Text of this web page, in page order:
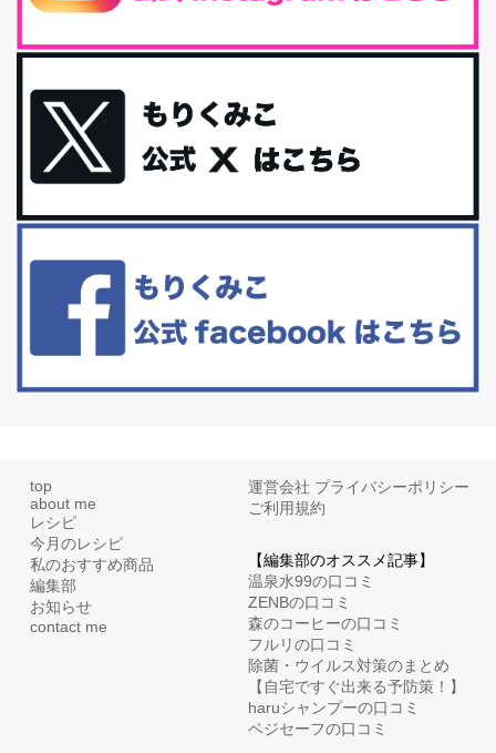
最近お風呂上がりの炭酸水をシリカシリカにしているんだけど確か
今回は、最近毎回定期的に購入している「楽天ふるさと納税」の返
礼品トップ５を紹介します。今までいろ...
更年期を穏やかに乗りきるために今できる５つのこと。
アラフィフからの体と心の整え方。 私も気づけばアラフィフ、これ
といった更年期症状はまだ...
白髪・美容・免疫力、現代人に足りないのは海藻！
リーブオイルorごま油をたらす。&n...
top
about me
レシピ
今月のレシピ
私のおすすめ商品
編集部
お知らせ
contact me
運営会社 プライバシーポリシー
ご利用規約
【編集部のオススメ記事】
温泉水99の口コミ
ZENBの口コミ
森のコーヒーの口コミ
フルリの口コミ
除菌・ウイルス対策のまとめ
【自宅ですぐ出来る予防策！】
haruシャンプーの口コミ
ベジセーフの口コミ